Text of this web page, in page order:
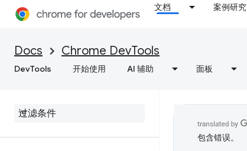
文档 案例研究
Docs Chrome DevTools
DevTools 开始使用 AI 辅助 面板
包含错误。